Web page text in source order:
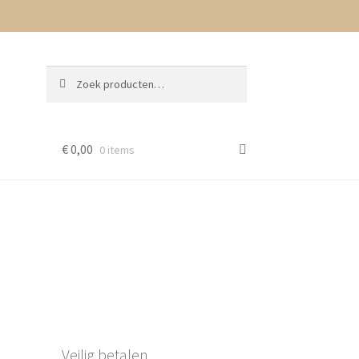
naar:
€0,00 0 items
Veilig betalen